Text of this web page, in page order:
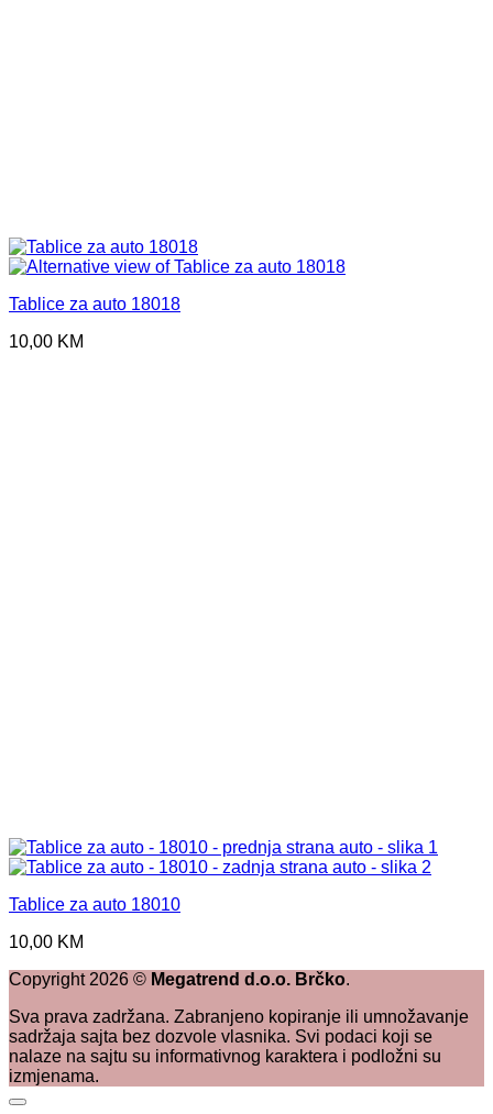
Tablice za auto 18018
10,00 KM
Tablice za auto 18010
10,00 KM
Copyright 2026 © Megatrend d.o.o. Brčko.
Sva prava zadržana. Zabranjeno kopiranje ili umnožavanje
sadržaja sajta bez dozvole vlasnika. Svi podaci koji se
nalaze na sajtu su informativnog karaktera i podložni su
izmjenama.